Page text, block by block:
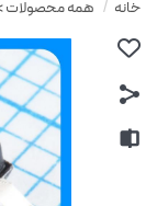
خانه / همه محصولات >